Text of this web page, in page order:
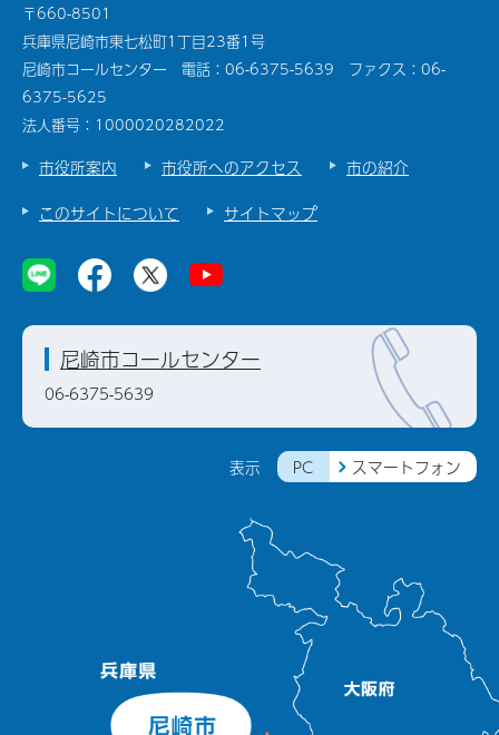
〒660-8501
兵庫県尼崎市東七松町1丁目23番1号
尼崎市コールセンター 電話：06-6375-5639 ファクス：06-
6375-5625
法人番号：1000020282022
市役所案内 市役所へのアクセス
市の紹介
このサイトについて
サイトマップ
表示 PC スマートフォン
尼崎市コールセンター
06-6375-5639